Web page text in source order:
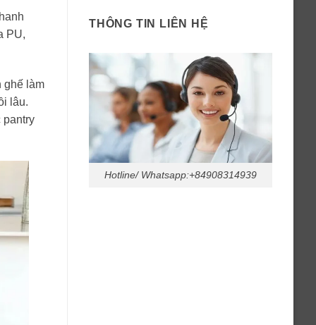
THÔNG TIN LIÊN HỆ
Hotline/ Whatsapp:+84908314939
PU,
ghế làm
lâu.
pantry